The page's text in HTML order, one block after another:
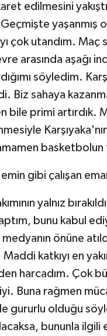
edilmesini
Geçmişte
çok utandım. Maç
arasında aşağı
söyledim.
Biz sahaya
bile primi artırdık.
emin gibi çalışan
yalnız
bunu kabul
önüne
katkıyı en
harcadım. Çok
Buna rağmen
gururlu olduğu
bununla